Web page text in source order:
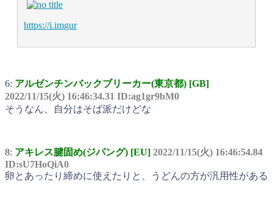
https://i.imgur
6: アルゼンチンバックブリーカー(東京都) [GB]
2022/11/15(火) 16:46:34.31 ID:ag1gr9bM0
そうなん、自分はそば派だけどな
8: アキレス腱固め(ジパング) [EU] 2022/11/15(火) 16:46:54.84
ID:sU7HoQiA0
卵とあったり締めに使えたりと、うどんの方が汎用性がある